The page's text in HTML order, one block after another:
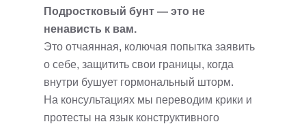
Подростковый бунт — это не
ненависть к вам.
Это отчаянная, колючая попытка заявить
о себе, защитить свои границы, когда
внутри бушует гормональный шторм.
На консультациях мы переводим крики и
протесты на язык конструктивного